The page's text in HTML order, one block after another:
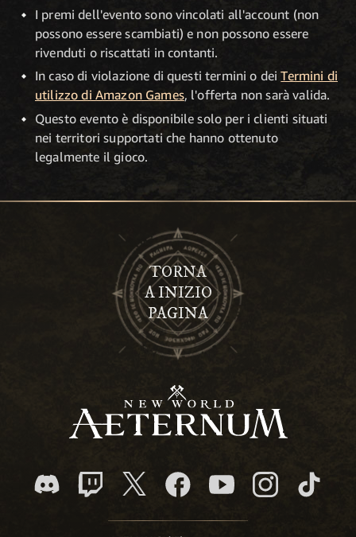
I premi dell'evento sono vincolati all'account (non
possono essere scambiati) e non possono essere
rivenduti o riscattati in contanti.
In caso di violazione di questi termini o deiTermini di
utilizzo di Amazon Games, l'offerta non sarà valida.
Questo evento è disponibile solo per i clienti situati
nei territori supportati che hanno ottenuto
legalmente il gioco.
TORNA
A INIZIO
PAGINA